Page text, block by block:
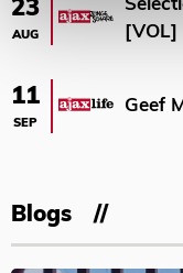
23
AUG
[VOL]
11
SEP
Geef
Blogs